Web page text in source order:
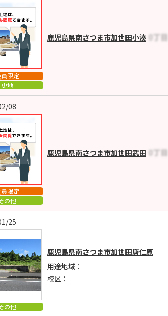
限定
更地
鹿児島県南さつま市加世田小湊
08
限定
の他
鹿児島県南さつま市加世田武田
25
の他
鹿児島県南さつま市加世田唐仁原
用途地域：
校区：